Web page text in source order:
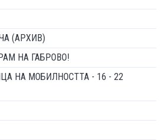
(АРХИВ)
НА ГАБРОВО!
НА МОБИЛНОСТТА - 16 - 22